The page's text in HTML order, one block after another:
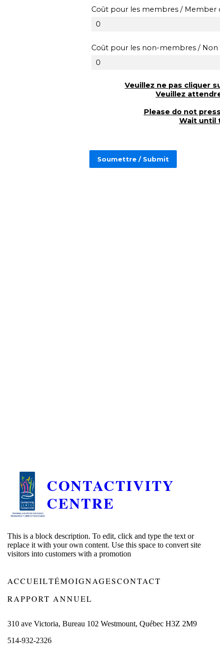
CONTACTIVITY
CENTRE
This is a block description. To edit, click and type the text or
replace it with your own content. Use this space to convert site
visitors into customers with a promotion
ACCUEILTÉMOIGNAGESCONTACT
RAPPORT ANNUEL
310 ave Victoria, Bureau 102 Westmount, Québec H3Z 2M9
514-932-2326